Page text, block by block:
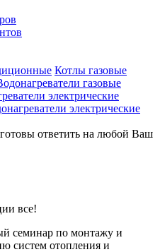
Котлы газовые
газовые
электрические
электрические
ответить на любой Ваш
все!
семинар по монтажу и
систем отопления и